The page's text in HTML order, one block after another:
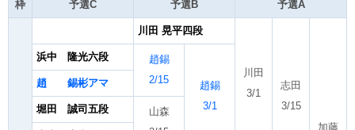
枠 予選C 予選B 予選A
川田 晃平四段
川田
3/1
志田
3/15
加藤
浜中 隆光六段
趙錫
2/15
趙錫
3/1
趙 錫彬アマ
堀田 誠司五段
山森